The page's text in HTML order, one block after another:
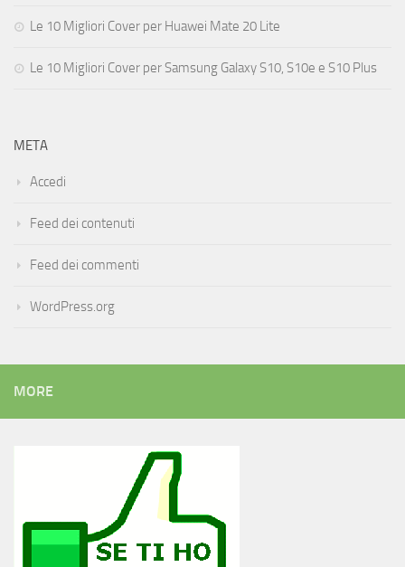
Le 10 Migliori Cover per Huawei Mate 20 Lite
Le 10 Migliori Cover per Samsung Galaxy S10, S10e e S10 Plus
META
Accedi
Feed dei contenuti
Feed dei commenti
WordPress.org
MORE